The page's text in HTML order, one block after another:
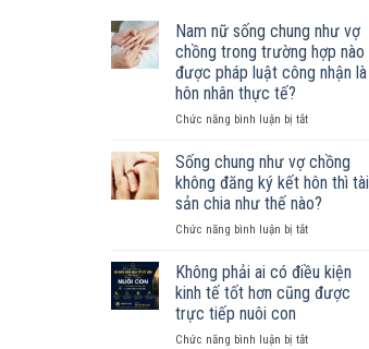
Nam nữ sống chung như vợ
chồng trong trường hợp nào
được pháp luật công nhận là
hôn nhân thực tế?
Chức năng bình luận bị tắtở
nữ
sống
chung
như
vợ
trong
trường
hợp
được
Sống chung như vợ chồng
không đăng ký kết hôn thì tài
sản chia như thế nào?
Chức năng bình luận bị tắtở
chung
như
vợ
không
Không phải ai có điều kiện
kinh tế tốt hơn cũng được
trực tiếp nuôi con
Chức năng bình luận bị tắtở